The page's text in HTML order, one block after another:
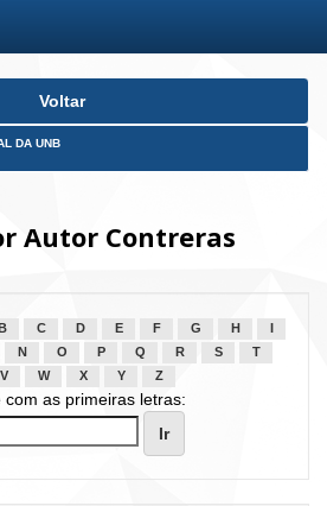
Voltar
DA UNB
Autor Contreras
B C D E F G H
N O P Q R S
T
V W X Y Z
com as primeiras letras: